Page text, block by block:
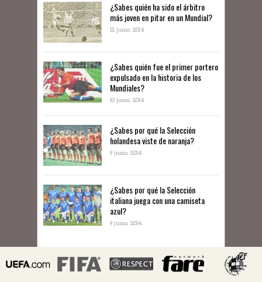
¿Sabes quién ha sido el árbitro
más joven en pitar en un Mundial?
12 junio, 2014
¿Sabes quién fue el primer portero
expulsado en la historia de los
Mundiales?
10 junio, 2014
​¿Sabes por qué la Selección
holandesa viste de naranja?
9 junio, 2014
¿Sabes por qué la Selección
italiana juega con una camiseta
azul?
9 junio, 2014